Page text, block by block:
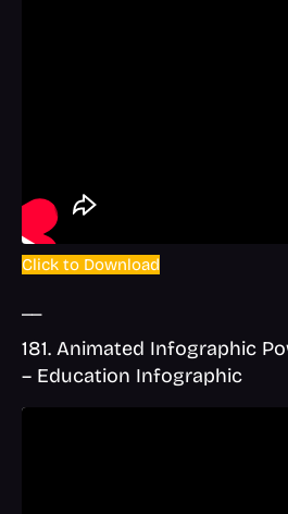
Click to Download
181. Animated Infographic
– Education Infographic